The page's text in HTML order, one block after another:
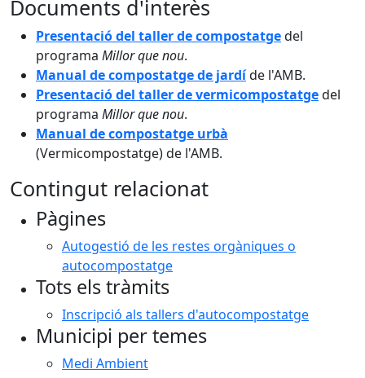
Documents d'interès
Presentació del taller de compostatgedel
programa Millor que nou.
Manual de compostatge de jardíde l'AMB.
Presentació del taller de vermicompostatgedel
programa Millor que nou.
Manual de compostatge urbà
(Vermicompostatge) de l'AMB.
Contingut relacionat
Pàgines
Autogestió de les restes orgàniques o
autocompostatge
Tots els tràmits
Inscripció als tallers d'autocompostatge
Municipi per temes
Medi Ambient